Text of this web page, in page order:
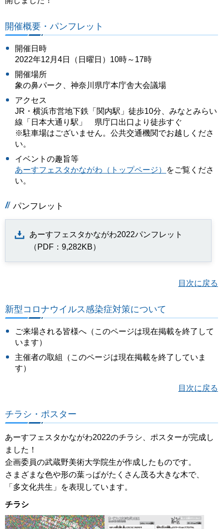
開催概要・パンフレット
開催日時
2022年12月4日（日曜日）10時～17時
開催場所
象の鼻パーク、神奈川県庁本庁舎大会議場
アクセス
JR・横浜市営地下鉄「関内駅」徒歩10分、みなとみらい
線「日本大通り駅」 県庁口出口より徒歩すぐ
※駐車場はございません。公共交通機関でお越しくださ
い。
イベントの趣旨等
あーすフェスタかながわ（トップページ）
をご覧くださ
い。
パンフレット
あーすフェスタかながわ2022パンフレット
（PDF：9,282KB）
目次に戻る
新型コロナウイルス感染症対策について
ご来場される皆様へ（このページは現在掲載を終了して
います）
主催者の取組（このページは現在掲載を終了していま
す）
目次に戻る
チラシ・ポスター
あーすフェスタかながわ2022のチラシ、ポスターが完成し
ました！
企画委員の武蔵野美術大学院生が作成したものです。
さまざまな色や形の葉っぱがたくさん茂る大きな木で、
「多文化共生」を表現しています。
チラシ